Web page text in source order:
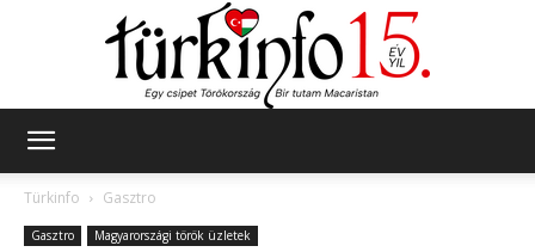
Türkinfo
Gasztro
Gasztro Magyarországi török üzletek